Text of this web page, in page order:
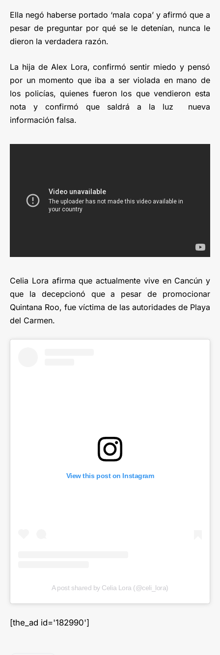
Ella negó haberse portado ‘mala copa’ y afirmó que a
pesar de preguntar por qué se le detenían, nunca le
dieron la verdadera razón.
La hija de Alex Lora, confirmó sentir miedo y pensó
por un momento que iba a ser violada en mano de
los policías, quienes fueron los que vendieron esta
nota y confirmó que saldrá a la luz nueva
información falsa.
Celia Lora afirma que actualmente vive en Cancún y
que la decepcionó que a pesar de promocionar
Quintana Roo, fue víctima de las autoridades de Playa
del Carmen.
View this post on Instagram
A post shared by Celia Lora (@celi_lora)
[the_ad id='182990']